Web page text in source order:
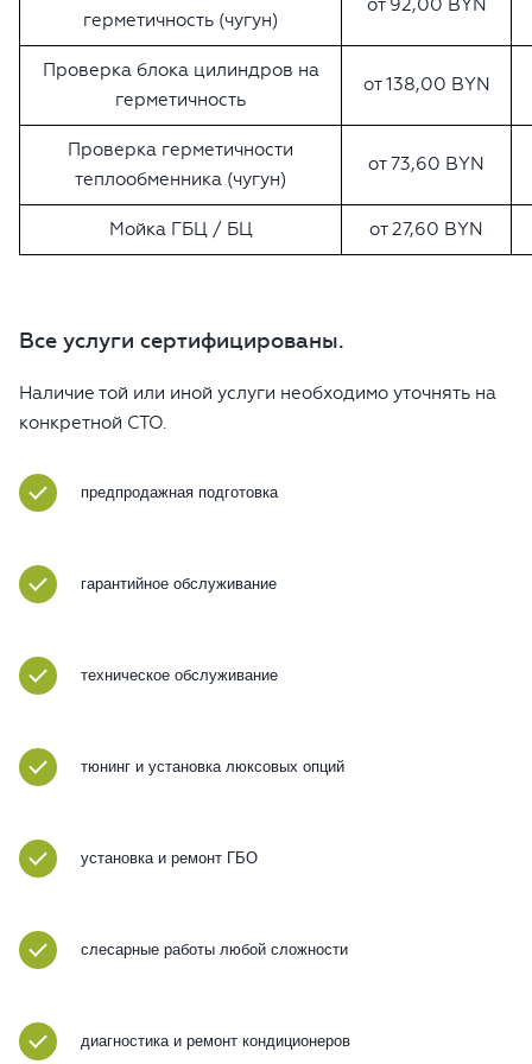
герметичность (чугун)
от 92,00 BYN
Проверка блока цилиндров на
герметичность
от 138,00 BYN
Проверка герметичности
теплообменника (чугун)
от 73,60 BYN
Мойка ГБЦ / БЦ от 27,60 BYN
Все услуги сертифицированы.
Наличие той или иной услуги необходимо уточнять на
конкретной СТО.
предпродажная подготовка
гарантийное обслуживание
техническое обслуживание
тюнинг и установка люксовых опций
установка и ремонт ГБО
слесарные работы любой сложности
диагностика и ремонт кондиционеров